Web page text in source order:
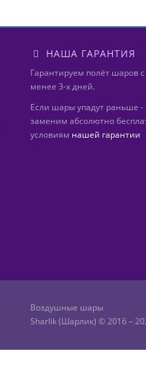
НАША ГАРАНТИЯ
Гарантируем полёт шаров
менее 3-х дней.
Если шары упадут раньше
заменим абсолютно
условиям нашей гарантии
Воздушные шары
Sharlik (Шарлик) © 2016 –